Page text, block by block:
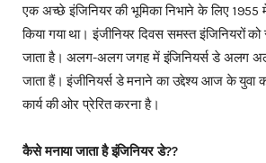
एक अच्छे इंजिनियर की भूमिका निभाने के लिए 1955
किया गया था। इंजीनियर दिवस समस्त इंजिनियरों
जाता है। अलग-अलग जगह में इंजिनियर्स डे अलग
जाता हैं। इंजीनियर्स डे मनाने का उद्देश्य आज के युवा
कार्य की ओर प्रेरित करना है।
कैसे मनाया जाता है इंजिनियर डे??